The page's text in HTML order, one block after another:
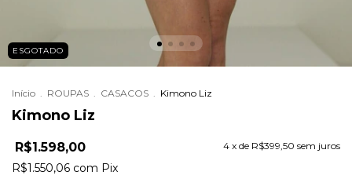
ESGOTADO
Início . ROUPAS . CASACOS . Kimono Liz
Kimono Liz
R$1.598,00 4 x de R$399,50 sem juros
R$1.550,06 com Pix